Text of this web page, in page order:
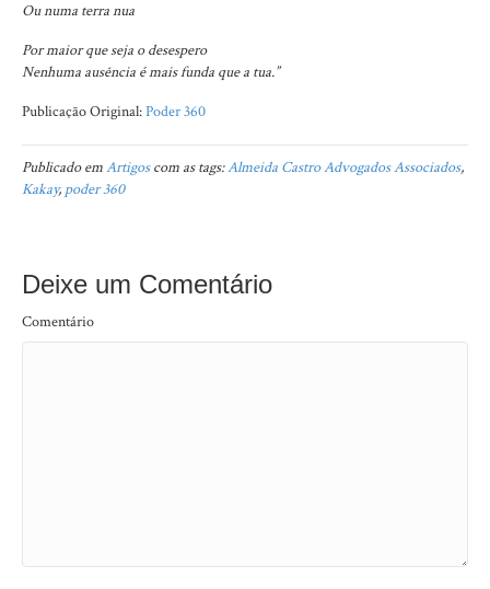
Ou numa terra nua
Por maior que seja o desespero
Nenhuma ausência é mais funda que a tua.”
Publicação Original:Poder 360
Publicado emArtigoscom as tags:Almeida Castro Advogados Associados,
Kakay, poder 360
Deixe um Comentário
Comentário